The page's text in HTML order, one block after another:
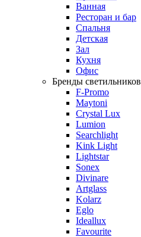
Ванная
Ресторан и бар
Спальня
Детская
Зал
Кухня
Офис
Бренды светильников
F-Promo
Maytoni
Crystal Lux
Lumion
Searchlight
Kink Light
Lightstar
Sonex
Divinare
Artglass
Kolarz
Eglo
Ideallux
Favourite